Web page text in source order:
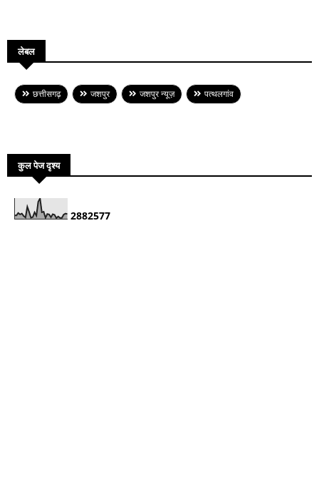
लेबल
छत्तीसगढ़ जशपुर जशपुर न्यूज़ पत्थलगांव
कुल पेज दृश्य
2882577